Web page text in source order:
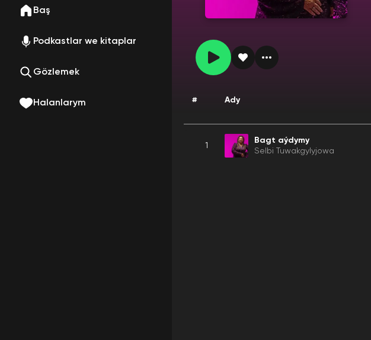
Baş
Podkastlar we kitaplar
Gözlemek
Halanlarym # Ady
1
Bagt aýdymy
Selbi Tuwakgylyjowa